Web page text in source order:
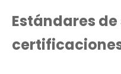
Estándares